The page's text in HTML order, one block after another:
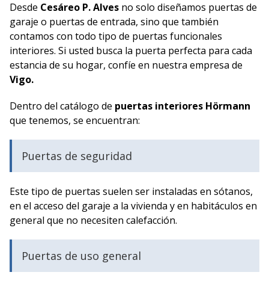
Desde Cesáreo P. Alves no solo diseñamos puertas de
garaje o puertas de entrada, sino que también
contamos con todo tipo de puertas funcionales
interiores. Si usted busca la puerta perfecta para cada
estancia de su hogar, confíe en nuestra empresa de
Vigo.
Dentro del catálogo de puertas interiores Hörmann
que tenemos, se encuentran:
Puertas de seguridad
Este tipo de puertas suelen ser instaladas en sótanos,
en el acceso del garaje a la vivienda y en habitáculos en
general que no necesiten calefacción.
Puertas de uso general